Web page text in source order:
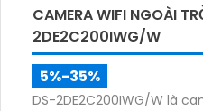
CAMERA WIFI NGOÀI
2DE2C200IWG/W
5%-35%
DS-2DE2C200IWG/W là